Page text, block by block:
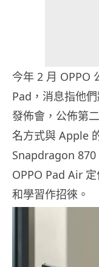
今年 2 月 OPPO
Pad，消息指他
發佈會，公佈第
名方式與 Apple
Snapdragon 870
OPPO Pad Air
和學習作招徠。